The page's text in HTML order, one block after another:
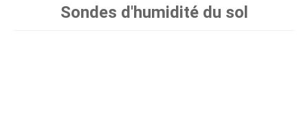
Sondes d'humidité du sol